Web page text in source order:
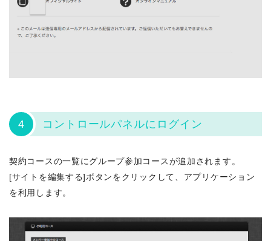
4 コントロールパネルにログイン
契約コースの一覧にグループ参加コースが追加されます。
[サイトを編集する]ボタンをクリックして、アプリケーション
を利用します。